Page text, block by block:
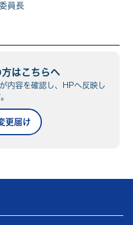
員長
はこちらへ
内容を確認し、HPへ反映し
更届け